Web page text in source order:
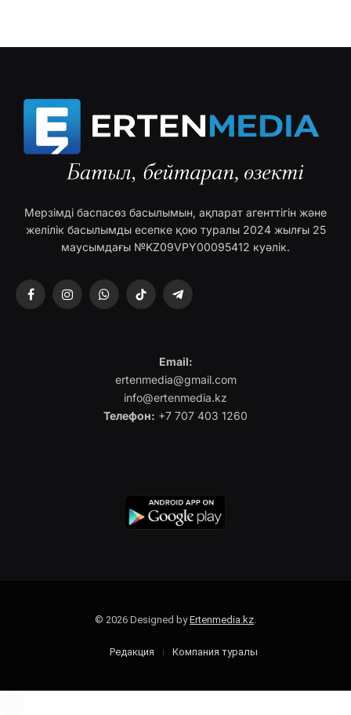
Мерзімді баспасөз басылымын, ақпарат агенттігін және
желілік басылымды есепке қою туралы 2024 жылғы 25
маусымдағы №KZ09VPY00095412 куәлік.
FacebookInstagramWhatsAppTikTok Telegram
Email:
ertenmedia@gmail.com
info@ertenmedia.kz
Телефон: +7 707 403 1260
© 2026 Designed byErtenmedia.kz
Редакция Компания туралы